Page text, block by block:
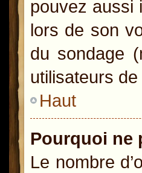
pouvez aussi
lors de son
du sondage
utilisateurs
Haut
Pourquoi ne
Le nombre